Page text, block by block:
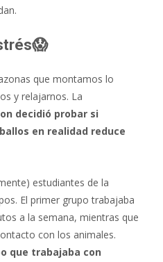
que montamos lo
y relajarnos. La
decidió probar si
en realidad reduce
estudiantes de la
El primer grupo trabajaba
a la semana, mientras que
con los animales.
que trabajaba con